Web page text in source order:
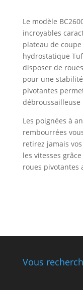
Le modèle
incroyables
plateau de
hydrostatique
disposer de
pour une
pivotantes
débroussailleuse
Les poignées à
rembourrées
retirez jamais
les vitesses
roues pivotantes
Vous